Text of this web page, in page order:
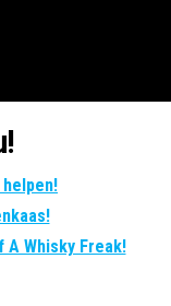
A Whisky Freak!